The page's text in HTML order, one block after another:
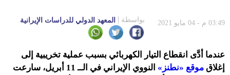
03:49 م - 04 مايو 2021 بواسطة المعهد الدولي للدراسات الإيرانية
عندما أدَّى انقطاع التيار الكهربائي بسبب عملية تخريبية إلى
إغلاق موقع «نطنز»
النووي الإيراني في الــ 11 أبريل، سارعت